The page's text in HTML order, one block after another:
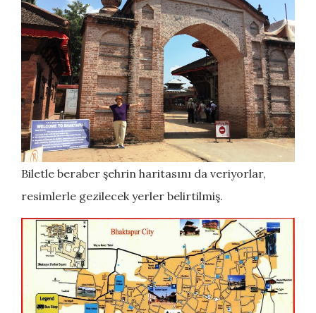
Biletle beraber şehrin haritasını da veriyorlar,
resimlerle gezilecek yerler belirtilmiş.